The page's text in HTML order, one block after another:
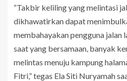
“Takbir keliling yang melintasi
dikhawatirkan dapat
membahayakan pengguna jalan
saat yang bersamaan, banyak
melintas menuju kampung
Fitri,” tegas Ela Siti Nuryamah